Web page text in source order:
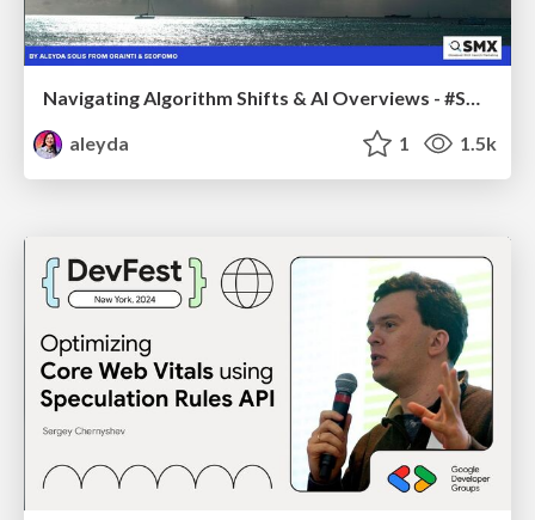
Navigating Algorithm Shifts & AI Overviews - #SMXNext
aleyda
1 1.5k